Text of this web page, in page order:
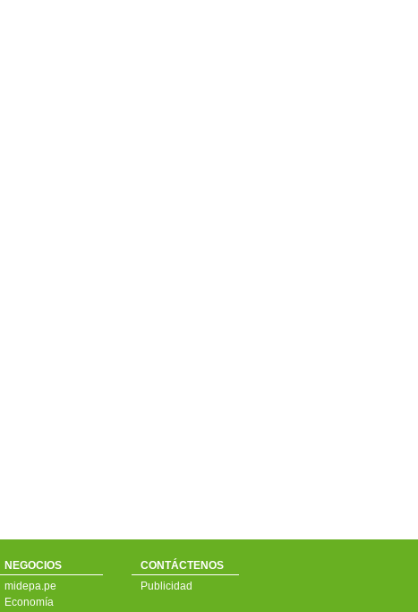
NEGOCIOS
midepa.pe
Economía
CONTÁCTENOS
Publicidad